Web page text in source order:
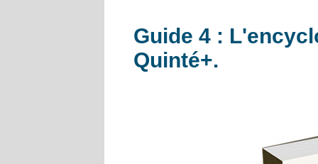
Guide 4 :
Quinté+.